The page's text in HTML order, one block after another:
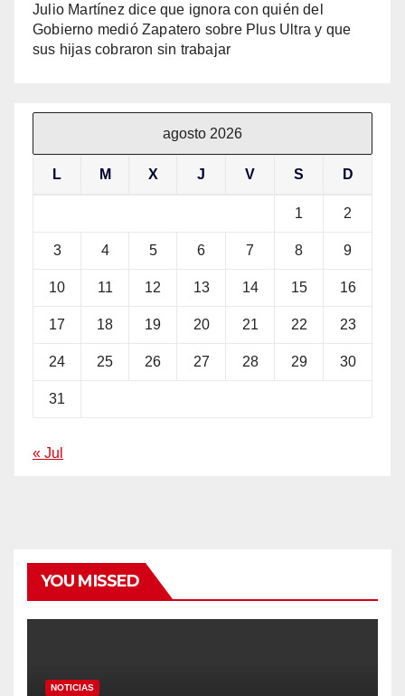
Julio Martínez dice que ignora con quién del
Gobierno medió Zapatero sobre Plus Ultra y que
sus hijas cobraron sin trabajar
agosto 2026
L M X J V S D
1 2
3 4 5 6 7 8 9
10 11 12 13 14 15 16
17 18 19 20 21 22 23
24 25 26 27 28 29 30
31
« Jul
YOU MISSED
NOTICIAS